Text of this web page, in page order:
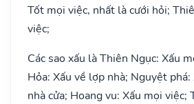
Tốt mọi việc, nhất là cưới hỏi;
việc;
Các sao xấu là Thiên Ngục: Xấu
Hỏa: Xấu về lợp nhà; Nguyệt
nhà cửa; Hoang vu: Xấu mọi việc;